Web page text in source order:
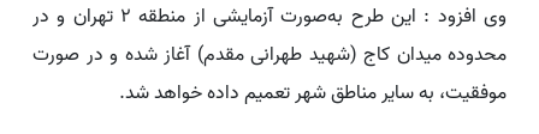
وی افزود : این طرح به‌صورت آزمایشی از منطقه ۲ تهران و در
محدوده میدان کاج (شهید طهرانی مقدم) آغاز شده و در صورت
موفقیت، به سایر مناطق شهر تعمیم داده خواهد شد.